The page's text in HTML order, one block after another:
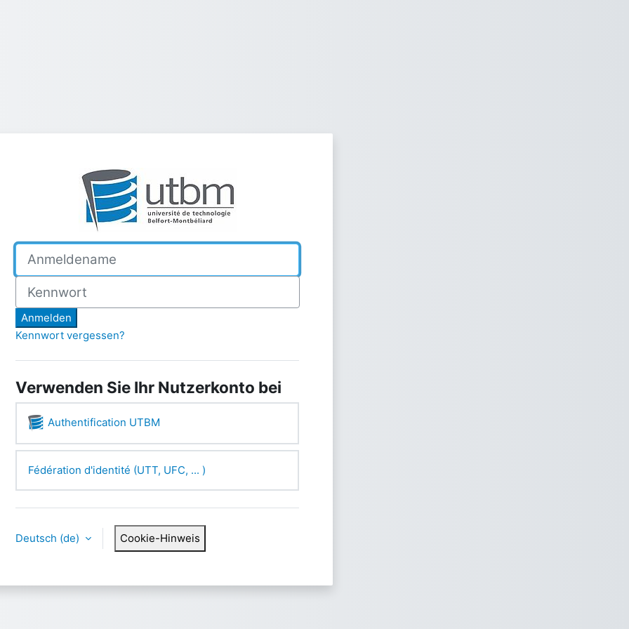
Anmelden bei 'Plateforme Pédagogique
Anmeldename
Kennwort
Anmelden
Kennwort vergessen?
Verwenden Sie Ihr Nutzerkonto bei
Authentification UTBM
Fédération d'identité (UTT, UFC, ... )
Deutsch ‎(de)‎ Cookie-Hinweis